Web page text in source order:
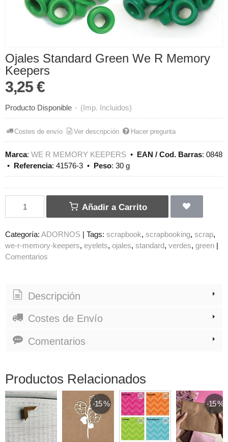
Ojales Standard Green We R Memory
Keepers
3,25 €
Producto Disponible - (Imp. Incluidos)
Costes de envío Ver descripción Hacer pregunta
Marca: WE R MEMORY KEEPERS • EAN / Cod. Barras: 0848
•
Referencia: 41576-3 • Peso: 30 g
Añadir a Carrito
Categoría: ADORNOS Tags: scrapbook scrapbooking scrap
we-r-memory-keepers eyelets ojales standard verdes green
Comentarios
Descripción
Costes de Envío
Comentarios
Productos Relacionados
-15 % -15 %